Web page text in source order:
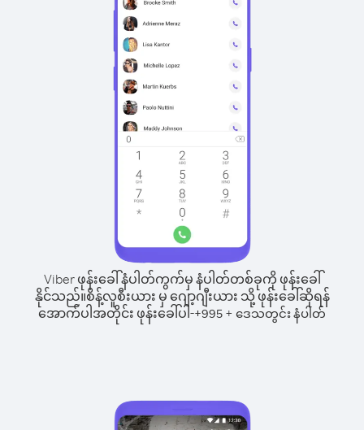
Viber ဖုန်းခေါ်နံပါတ်ကွက်မှ နံပါတ်တစ်ခုကို ဖုန်းခေါ်
နိုင်သည်။စိန့်လူစီးယား မှ ဂျော့ဂျီးယား သို့ ဖုန်းခေါ်ဆိုရန်
အောက်ပါအတိုင်း ဖုန်းခေါ်ပါ-+995 + ဒေသတွင်း နံပါတ်